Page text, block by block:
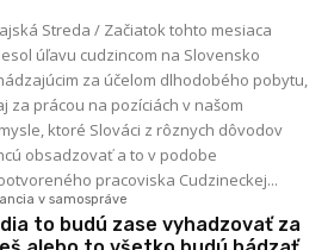
Streda / Začiatok tohto mesiaca
úľavu cudzincom na Slovensko
za účelom dlhodobého pobytu,
za prácou na pozíciách v našom
ktoré Slováci z rôznych dôvodov
obsadzovať a to v podobe
pracoviska Cudzineckej...
v samospráve
to budú zase vyhadzovať za